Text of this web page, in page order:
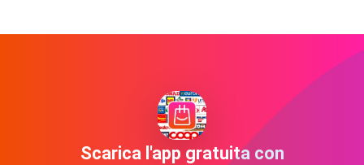
Scarica l'app gratuita con